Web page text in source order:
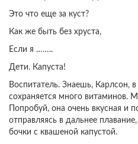
Это что еще за куст?
Как же быть без хруста,
Если я ……..
Дети. Капуста!
Воспитатель. Знаешь, Карлсон,
сохраняется много витаминов.
Попробуй, она очень вкусная и
отправляясь в дальнее
бочки с квашеной капустой.